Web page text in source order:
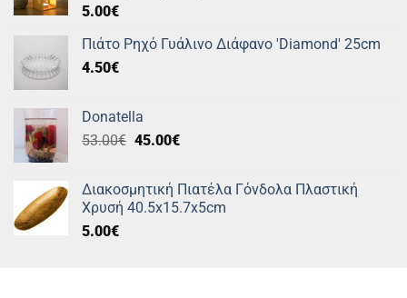
5.00€
Πιάτο Ρηχό Γυάλινο Διάφανο 'Diamond' 25cm
4.50€
Donatella
53.00€ Original
53.00€.
45.00€Η
είναι:
45.00€.
Διακοσμητική Πιατέλα Γόνδολα Πλαστική
Χρυσή 40.5x15.7x5cm
5.00€